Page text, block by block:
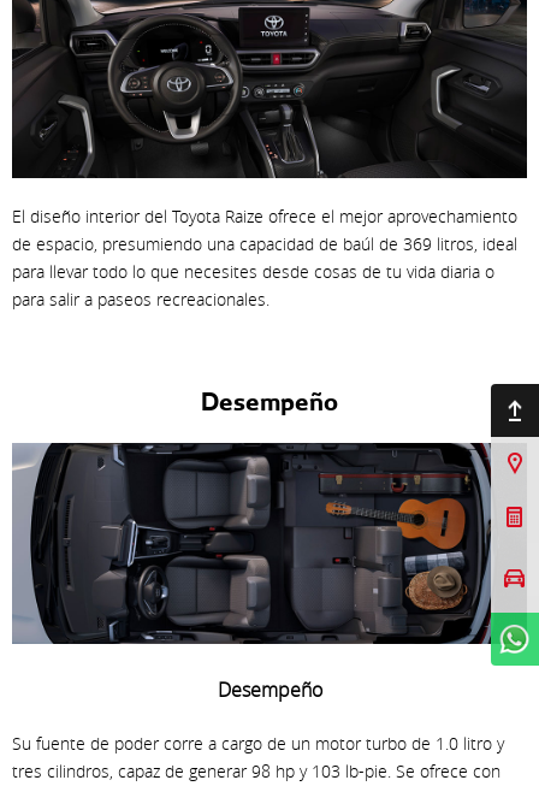
El diseño interior del Toyota Raize ofrece el mejor aprovechamiento
de espacio, presumiendo una capacidad de baúl de 369 litros, ideal
para llevar todo lo que necesites desde cosas de tu vida diaria o
para salir a paseos recreacionales.
Desempeño
Desempeño
Su fuente de poder corre a cargo de un motor turbo de 1.0 litro y
tres cilindros, capaz de generar 98 hp y 103 lb-pie. Se ofrece con
Ir arriba
Sucursales
Cotizar Mi Toyota
Agendar prueba de
WhatsApp